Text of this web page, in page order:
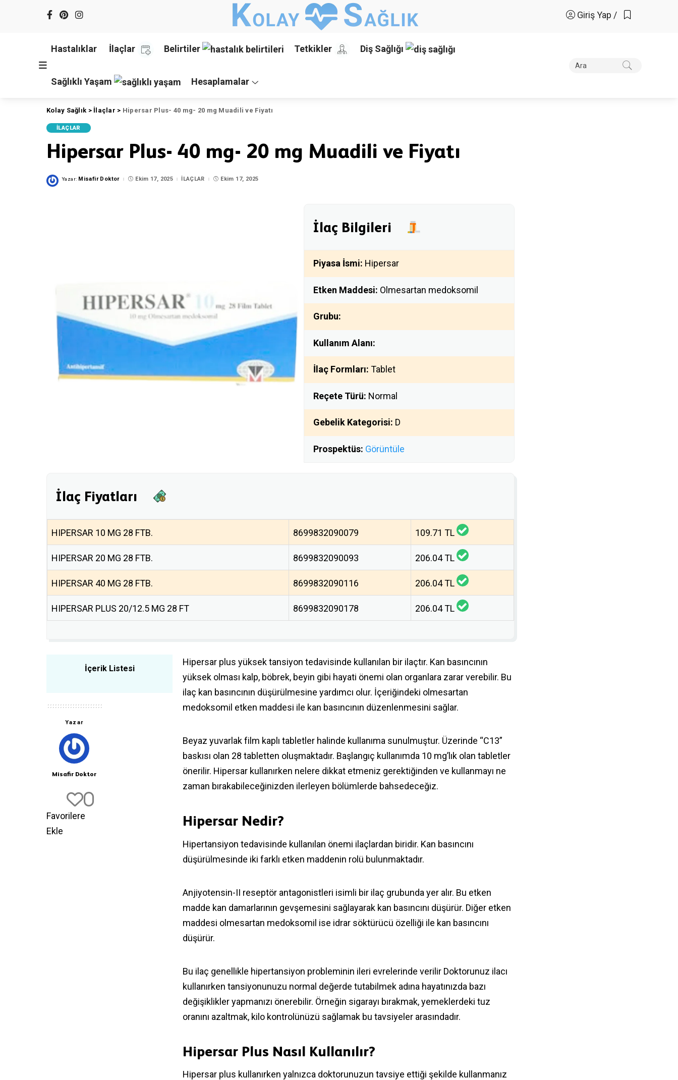
Giriş Yap /
Hastalıklar İlaçlar Belirtiler Tetkikler Diş Sağlığı
Sağlıklı Yaşam Hesaplamalar
Kolay Sağlık> İlaçlar > Hipersar Plus- 40 mg- 20 mg Muadili ve Fiyatı
İLAÇLAR
Hipersar Plus- 40 mg- 20 mg Muadili ve Fiyatı
Posted
Yazar: Misafir Doktor Ekim 17, 2025 İLAÇLAR Ekim 17, 2025
İlaç Bilgileri
Piyasa İsmi: Hipersar
Etken Maddesi: Olmesartan medoksomil
Grubu:
Kullanım Alanı:
İlaç Formları: Tablet
Reçete Türü: Normal
Gebelik Kategorisi: D
Prospektüs: Görüntüle
İlaç Fiyatları
HIPERSAR 10 MG 28 FTB. 8699832090079 109.71 TL
HIPERSAR 20 MG 28 FTB. 8699832090093 206.04 TL
HIPERSAR 40 MG 28 FTB. 8699832090116 206.04 TL
HIPERSAR PLUS 20/12.5 MG 28 FT 8699832090178 206.04 TL
İçerik Listesi
Yazar
Misafir Doktor
0
Favorilere
Ekle
Hipersar plus yüksek tansiyon tedavisinde kullanılan bir ilaçtır. Kan basıncının
yüksek olması kalp, böbrek, beyin gibi hayati önemi olan organlara zarar verebilir. Bu
ilaç kan basıncının düşürülmesine yardımcı olur. İçeriğindeki olmesartan
medoksomil etken maddesi ile kan basıncının düzenlenmesini sağlar.
Beyaz yuvarlak film kaplı tabletler halinde kullanıma sunulmuştur. Üzerinde “C13”
baskısı olan 28 tabletten oluşmaktadır. Başlangıç kullanımda 10 mg’lık olan tabletler
önerilir. Hipersar kullanırken nelere dikkat etmeniz gerektiğinden ve kullanmayı ne
zaman bırakabileceğinizden ilerleyen bölümlerde bahsedeceğiz.
Hipersar Nedir?
Hipertansiyon tedavisinde kullanılan önemi ilaçlardan biridir. Kan basıncını
düşürülmesinde iki farklı etken maddenin rolü bulunmaktadır.
Anjiyotensin-II reseptör antagonistleri isimli bir ilaç grubunda yer alır. Bu etken
madde kan damarlarının gevşemesini sağlayarak kan basıncını düşürür. Diğer etken
maddesi olmesartan medoksomil ise idrar söktürücü özelliği ile kan basıncını
düşürür.
Bu ilaç genellikle hipertansiyon probleminin ileri evrelerinde verilir Doktorunuz ilacı
kullanırken tansiyonunuzu normal değerde tutabilmek adına hayatınızda bazı
değişiklikler yapmanızı önerebilir. Örneğin sigarayı bırakmak, yemeklerdeki tuz
oranını azaltmak, kilo kontrolünüzü sağlamak bu tavsiyeler arasındadır.
Hipersar Plus Nasıl Kullanılır?
Hipersar plus kullanırken yalnızca doktorunuzun tavsiye ettiği şekilde kullanmanız